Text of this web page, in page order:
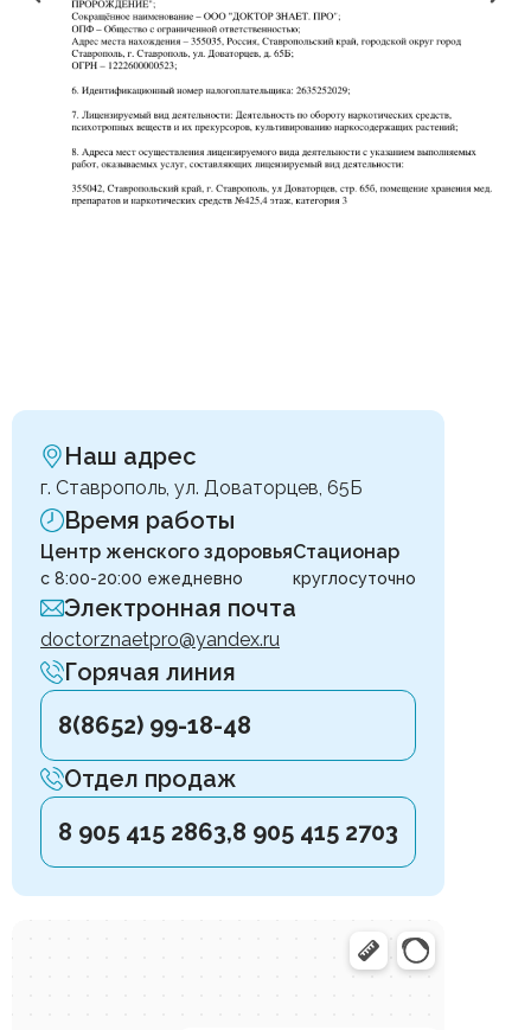
Наш адрес
г. Ставрополь, ул. Доваторцев, 65Б
Время работы
Центр женского здоровья
с 8:00-20:00 ежедневно
Стационар
круглосуточно
Электронная почта
doctorznaetpro@yandex.ru
Горячая линия
8(8652) 99-18-48
Отдел продаж
8 905 415 2863,8 905 415 2703